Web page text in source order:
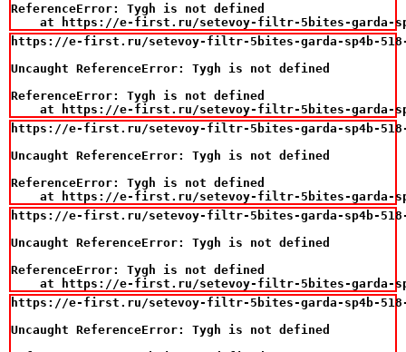
ReferenceError: Tygh is not defined
at https://e-first.ru/setevoy-filtr-5bites-garda-
https://e-first.ru/setevoy-filtr-5bites-garda-sp4b-518-
Uncaught ReferenceError: Tygh is not defined
ReferenceError: Tygh is not defined
at https://e-first.ru/setevoy-filtr-5bites-garda-
https://e-first.ru/setevoy-filtr-5bites-garda-sp4b-518-
Uncaught ReferenceError: Tygh is not defined
ReferenceError: Tygh is not defined
at https://e-first.ru/setevoy-filtr-5bites-garda-
https://e-first.ru/setevoy-filtr-5bites-garda-sp4b-518-
Uncaught ReferenceError: Tygh is not defined
ReferenceError: Tygh is not defined
at https://e-first.ru/setevoy-filtr-5bites-garda-
https://e-first.ru/setevoy-filtr-5bites-garda-sp4b-518-
Uncaught ReferenceError: Tygh is not defined